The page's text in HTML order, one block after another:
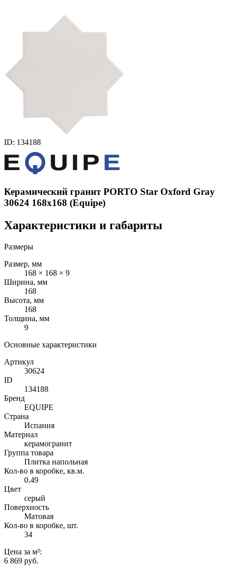
ID: 134188
Керамический гранит PORTO Star Oxford Gray
30624 168x168 (Equipe)
Характеристики и габариты
Размеры
Размер, мм
168 × 168 × 9
Ширина, мм
168
Высота, мм
168
Толщина, мм
9
Основные характеристики
Артикул
30624
ID
134188
Бренд
EQUIPE
Страна
Испания
Материал
керамогранит
Группа товара
Плитка напольная
Кол-во в коробке, кв.м.
0.49
Цвет
серый
Поверхность
Матовая
Кол-во в коробке, шт.
34
Цена за м²:
6 869 руб.